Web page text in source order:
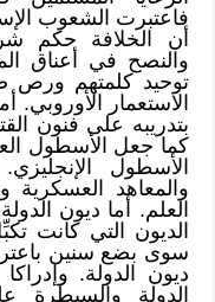
فاعتبرت الشعوب
أن الخلافة حكم
والنصح في أعناق
توحيد كلمتهم
الاستعمار الأوروبي.
بتدريبه على فنون
كما جعل الأسطول
الأسطول
والمعاهد العسكرية
العلم. أما ديون
الديون التي كانت
سوى بضع سنين
ديون الدولة.
الدولة والسيطرة